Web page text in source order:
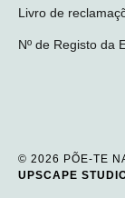
Livro de
Nº de Registo da
© 2026 PÕE-TE
UPSCAPE